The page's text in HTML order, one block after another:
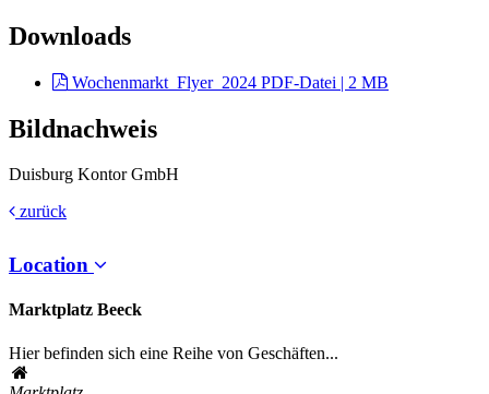
Downloads
Wochenmarkt_Flyer_2024 PDF-Datei | 2 MB
Bildnachweis
Duisburg Kontor GmbH
zurück
Location
Marktplatz Beeck
Hier befinden sich eine Reihe von Geschäften...